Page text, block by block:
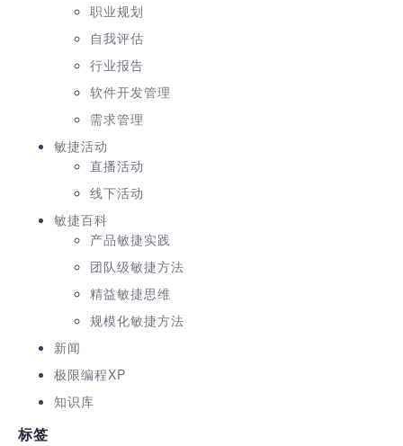
职业规划
自我评估
行业报告
软件开发管理
需求管理
敏捷活动
直播活动
线下活动
敏捷百科
产品敏捷实践
团队级敏捷方法
精益敏捷思维
规模化敏捷方法
新闻
极限编程XP
知识库
标签